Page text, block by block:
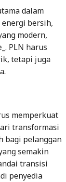
dalam
bersih,
modern,
PLN harus
tetapi juga
memperkuat
transformasi
bagi pelanggan
semakin
transisi
penyedia